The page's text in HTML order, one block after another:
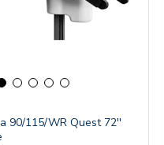
90/115/WR Quest 72''